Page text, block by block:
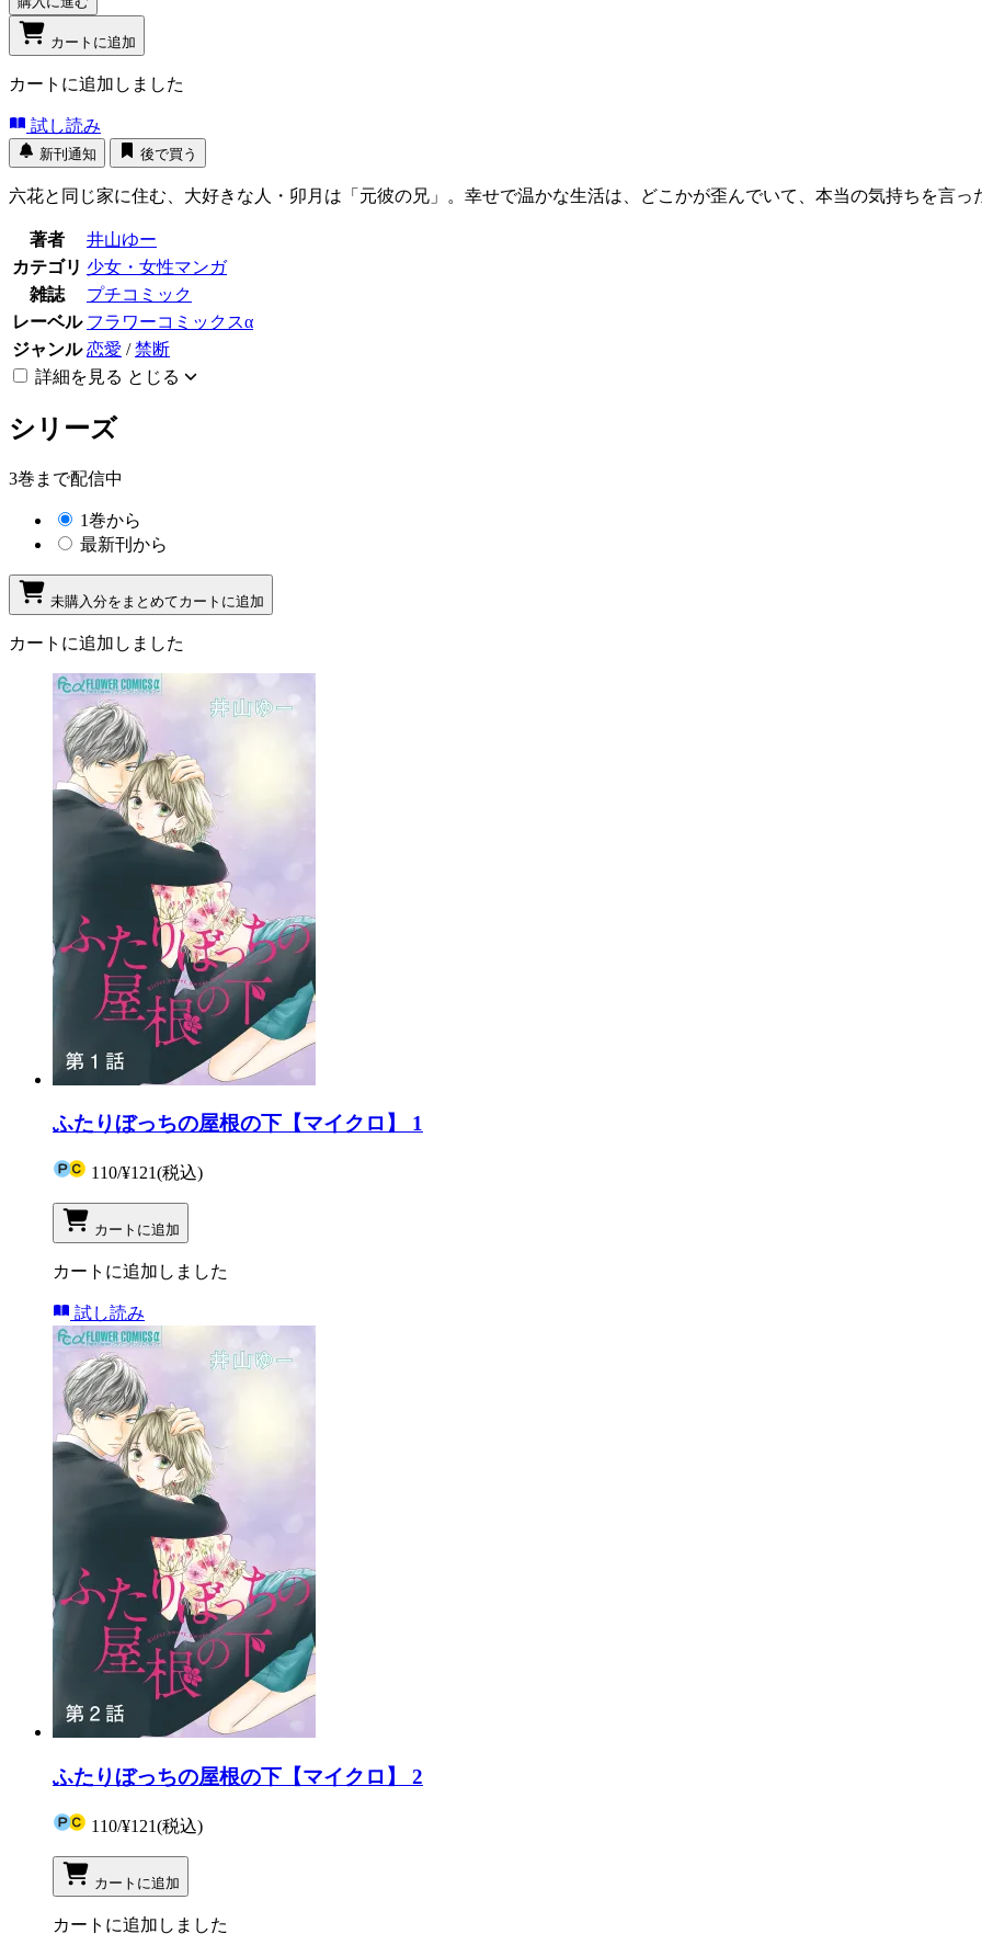
カートに追加
カートに追加しました
試し読み
新刊通知 後で買う
六花と同じ家に住む、大好きな人・卯月は「元彼の兄」。幸せで温かな生活は、どこかが歪んでいて、本当の気持ちを言
著者
井山ゆー
カテゴリ 少女・女性マンガ
雑誌
プチコミック
レーベル フラワーコミックスα
ジャンル 恋愛 /禁断
詳細を見る とじる
シリーズ
3巻まで配信中
1巻から
最新刊から
未購入分をまとめてカートに追加
カートに追加しました
ふたりぼっちの屋根の下【マイクロ】 1
110/¥121(税込)
カートに追加
カートに追加しました
試し読み
ふたりぼっちの屋根の下【マイクロ】 2
110/¥121(税込)
カートに追加
カートに追加しました